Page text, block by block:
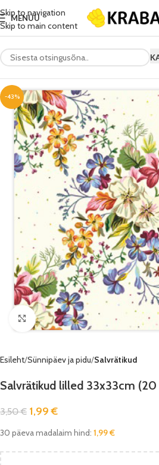
Skip to navigation
Skip to main content
MENÜÜ
-43%
Vaata pilti
Esileht Sünnipäev ja pidu Salvrätikud
Salvrätikud lilled 33x33cm
3,50€ 1,99€
30 päeva madalaim hind: 1,99€